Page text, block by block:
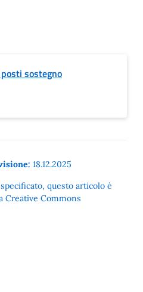
sostegno
18.12.2025
questo articolo è
Creative Commons